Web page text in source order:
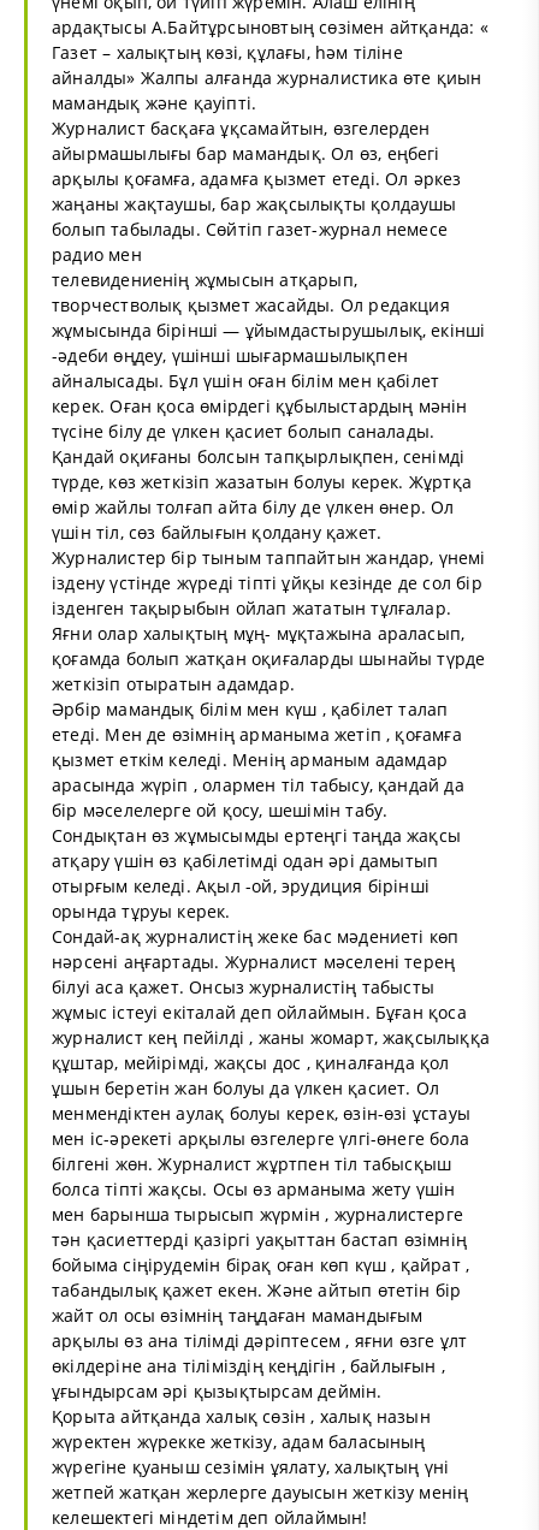
ардақтысы А.Байтұрсыновтың сөзімен айтқанда: «
Газет – халықтың көзі, құлағы, hәм тіліне
айналды» Жалпы алғанда журналистика өте қиын
мамандық және қауіпті.
Журналист басқаға ұқсамайтын, өзгелерден
айырмашылығы бар мамандық. Ол өз, еңбегі
арқылы қоғамға, адамға қызмет етеді. Ол әркез
жаңаны жақтаушы, бар жақсылықты қолдаушы
болып табылады. Сөйтіп газет-журнал немесе
радио мен
телевидениенің жұмысын атқарып,
творчестволық қызмет жасайды. Ол редакция
жұмысында бірінші — ұйымдастырушылық, екінші
-әдеби өңдеу, үшінші шығармашылықпен
айналысады. Бұл үшін оған білім мен қабілет
керек. Оған қоса өмірдегі құбылыстардың мәнін
түсіне білу де үлкен қасиет болып саналады.
Қандай оқиғаны болсын тапқырлықпен, сенімді
түрде, көз жеткізіп жазатын болуы керек. Жұртқа
өмір жайлы толғап айта білу де үлкен өнер. Ол
үшін тіл, сөз байлығын қолдану қажет.
Журналистер бір тыным таппайтын жандар, үнемі
іздену үстінде жүреді тіпті ұйқы кезінде де сол бір
ізденген тақырыбын ойлап жататын тұлғалар.
Яғни олар халықтың мұң- мұқтажына араласып,
қоғамда болып жатқан оқиғаларды шынайы түрде
жеткізіп отыратын адамдар.
Әрбір мамандық білім мен күш , қабілет талап
етеді. Мен де өзімнің арманыма жетіп , қоғамға
қызмет еткім келеді. Менің арманым адамдар
арасында жүріп , олармен тіл табысу, қандай да
бір мәселелерге ой қосу, шешімін табу.
Сондықтан өз жұмысымды ертеңгі таңда жақсы
атқару үшін өз қабілетімді одан әрі дамытып
отырғым келеді. Ақыл -ой, эрудиция бірінші
орында тұруы керек.
Сондай-ақ журналистің жеке бас мәдениеті көп
нәрсені аңғартады. Журналист мәселені терең
білуі аса қажет. Онсыз журналистің табысты
жұмыс істеуі екіталай деп ойлаймын. Бұған қоса
журналист кең пейілді , жаны жомарт, жақсылыққа
құштар, мейірімді, жақсы дос , қиналғанда қол
ұшын беретін жан болуы да үлкен қасиет. Ол
менмендіктен аулақ болуы керек, өзін-өзі ұстауы
мен іс-әрекеті арқылы өзгелерге үлгі-өнеге бола
білгені жөн. Журналист жұртпен тіл табысқыш
болса тіпті жақсы. Осы өз арманыма жету үшін
мен барынша тырысып жүрмін , журналистерге
тән қасиеттерді қазіргі уақыттан бастап өзімнің
бойыма сіңірудемін бірақ оған көп күш , қайрат ,
табандылық қажет екен. Және айтып өтетін бір
жайт ол осы өзімнің таңдаған мамандығым
арқылы өз ана тілімді дәріптесем , яғни өзге ұлт
өкілдеріне ана тіліміздің кеңдігін , байлығын ,
ұғындырсам әрі қызықтырсам деймін.
Қорыта айтқанда халық сөзін , халық назын
жүректен жүрекке жеткізу, адам баласының
жүрегіне қуаныш сезімін ұялату, халықтың үні
жетпей жатқан жерлерге дауысын жеткізу менің
келешектегі міндетім деп ойлаймын!